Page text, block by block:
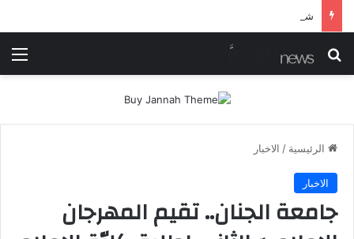
بحث عن
الرئيسية / الاخبار
الاخبار
جامعة الجنان.. تقيم المهرجان